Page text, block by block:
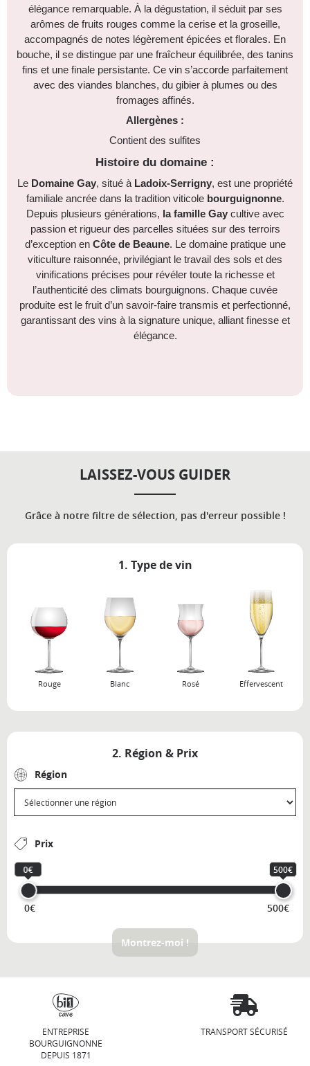
élégance remarquable. À la dégustation, il séduit par ses
arômes de fruits rouges comme la cerise et la groseille,
accompagnés de notes légèrement épicées et florales. En
bouche, il se distingue par une fraîcheur équilibrée, des tanins
fins et une finale persistante. Ce vin s’accorde parfaitement
avec des viandes blanches, du gibier à plumes ou des
fromages affinés.
Allergènes :
Contient des sulfites
Histoire du domaine :
Le Domaine Gay, situé à Ladoix-Serrigny, est une propriété
familiale ancrée dans la tradition viticole bourguignonne.
Depuis plusieurs générations, la famille Gaycultive avec
passion et rigueur des parcelles situées sur des terroirs
d’exception en Côte de Beaune. Le domaine pratique une
viticulture raisonnée, privilégiant le travail des sols et des
vinifications précises pour révéler toute la richesse et
l’authenticité des climats bourguignons. Chaque cuvée
produite est le fruit d’un savoir-faire transmis et perfectionné,
garantissant des vins à la signature unique, alliant finesse et
élégance.
LAISSEZ-VOUS GUIDER
Grâce à notre filtre de sélection, pas d'erreur possible !
1. Type de vin
Rouge Blanc Rosé Effervescent
2. Région & Prix
Région
Prix
0€ 500€
0€ 500€
Montrez-moi !
ENTREPRISE
BOURGUIGNONNE
DEPUIS 1871
TRANSPORT SÉCURISÉ